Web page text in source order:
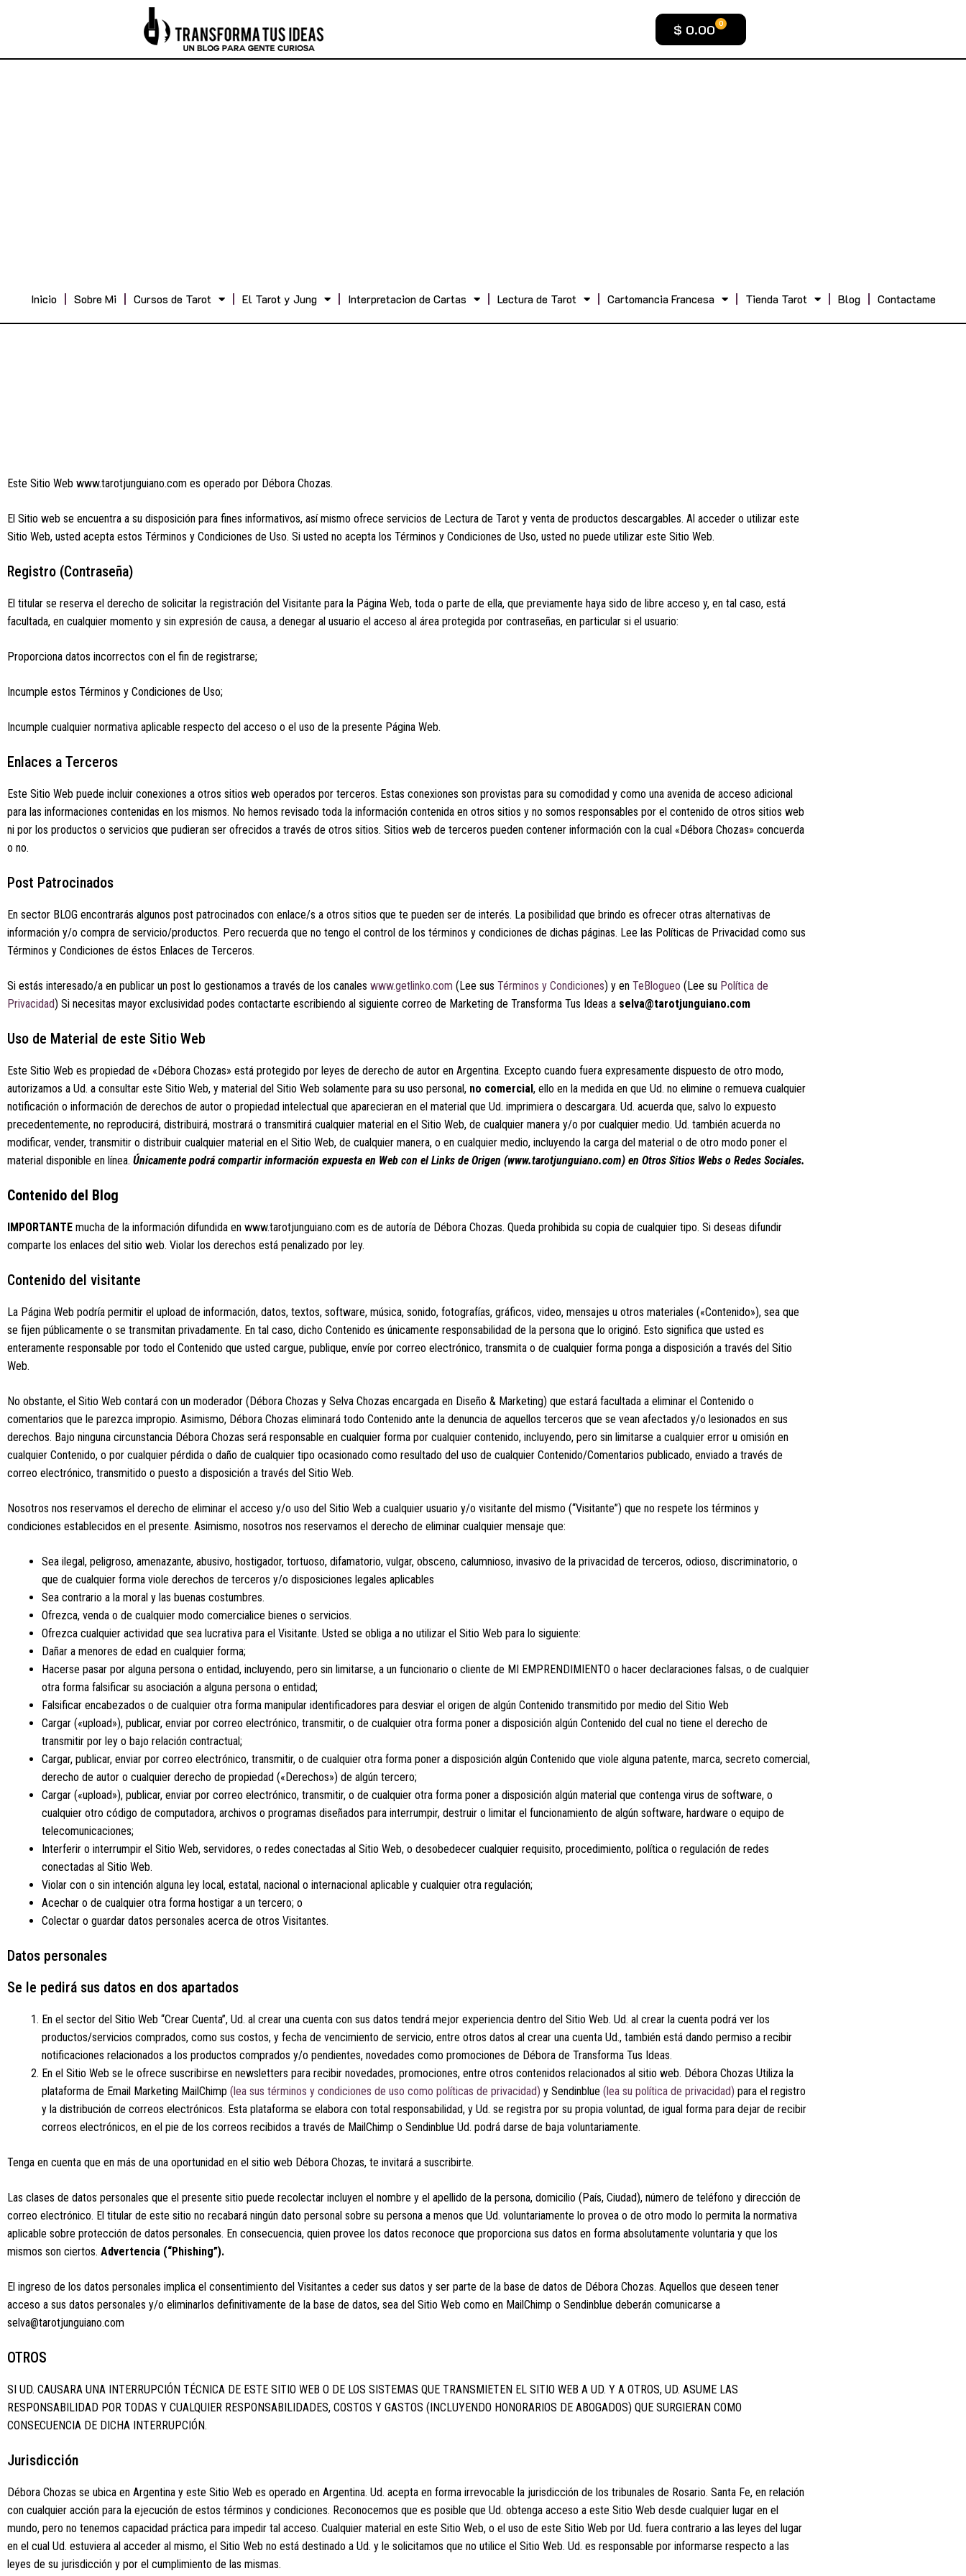
$ 0.00 0
Inicio Sobre Mi Cursos de Tarot El Tarot y Jung Interpretacion de Cartas Lectura de Tarot Cartomancia Francesa Tienda Tarot Blog Contactame
Este Sitio Web www.tarotjunguiano.com es operado por Débora Chozas.
El Sitio web se encuentra a su disposición para fines informativos, así mismo ofrece servicios de Lectura de Tarot y venta de productos descargables. Al acceder o utilizar este
Sitio Web, usted acepta estos Términos y Condiciones de Uso. Si usted no acepta los Términos y Condiciones de Uso, usted no puede utilizar este Sitio Web.
Registro (Contraseña)
El titular se reserva el derecho de solicitar la registración del Visitante para la Página Web, toda o parte de ella, que previamente haya sido de libre acceso y, en tal caso, está
facultada, en cualquier momento y sin expresión de causa, a denegar al usuario el acceso al área protegida por contraseñas, en particular si el usuario:
Proporciona datos incorrectos con el fin de registrarse;
Incumple estos Términos y Condiciones de Uso;
Incumple cualquier normativa aplicable respecto del acceso o el uso de la presente Página Web.
Enlaces a Terceros
Este Sitio Web puede incluir conexiones a otros sitios web operados por terceros. Estas conexiones son provistas para su comodidad y como una avenida de acceso adicional
para las informaciones contenidas en los mismos. No hemos revisado toda la información contenida en otros sitios y no somos responsables por el contenido de otros sitios web
ni por los productos o servicios que pudieran ser ofrecidos a través de otros sitios. Sitios web de terceros pueden contener información con la cual «Débora Chozas» concuerda
o no.
Post Patrocinados
En sector BLOG encontrarás algunos post patrocinados con enlace/s a otros sitios que te pueden ser de interés. La posibilidad que brindo es ofrecer otras alternativas de
información y/o compra de servicio/productos. Pero recuerda que no tengo el control de los términos y condiciones de dichas páginas. Lee las Políticas de Privacidad como sus
Términos y Condiciones de éstos Enlaces de Terceros.
Si estás interesado/a en publicar un post lo gestionamos a través de los canales www.getlinko.com (Lee sus Términos y Condiciones) y en TeBlogueo (Lee su Política de
Privacidad) Si necesitas mayor exclusividad podes contactarte escribiendo al siguiente correo de Marketing de Transforma Tus Ideas a selva@tarotjunguiano.com
Uso de Material de este Sitio Web
Este Sitio Web es propiedad de «Débora Chozas» está protegido por leyes de derecho de autor en Argentina. Excepto cuando fuera expresamente dispuesto de otro modo,
autorizamos a Ud. a consultar este Sitio Web, y material del Sitio Web solamente para su uso personal, no comercial, ello en la medida en que Ud. no elimine o remueva cualquier
notificación o información de derechos de autor o propiedad intelectual que aparecieran en el material que Ud. imprimiera o descargara. Ud. acuerda que, salvo lo expuesto
precedentemente, no reproducirá, distribuirá, mostrará o transmitirá cualquier material en el Sitio Web, de cualquier manera y/o por cualquier medio. Ud. también acuerda no
modificar, vender, transmitir o distribuir cualquier material en el Sitio Web, de cualquier manera, o en cualquier medio, incluyendo la carga del material o de otro modo poner el
material disponible en línea. Únicamente podrá compartir información expuesta en Web con el Links de Origen (www.tarotjunguiano.com) en Otros Sitios Webs o Redes Sociales.
Contenido del Blog
IMPORTANTE mucha de la información difundida en www.tarotjunguiano.com es de autoría de Débora Chozas. Queda prohibida su copia de cualquier tipo. Si deseas difundir
comparte los enlaces del sitio web. Violar los derechos está penalizado por ley.
Contenido del visitante
La Página Web podría permitir el upload de información, datos, textos, software, música, sonido, fotografías, gráficos, video, mensajes u otros materiales («Contenido»), sea que
se fijen públicamente o se transmitan privadamente. En tal caso, dicho Contenido es únicamente responsabilidad de la persona que lo originó. Esto significa que usted es
enteramente responsable por todo el Contenido que usted cargue, publique, envíe por correo electrónico, transmita o de cualquier forma ponga a disposición a través del Sitio
Web.
No obstante, el Sitio Web contará con un moderador (Débora Chozas y Selva Chozas encargada en Diseño & Marketing) que estará facultada a eliminar el Contenido o
comentarios que le parezca impropio. Asimismo, Débora Chozas eliminará todo Contenido ante la denuncia de aquellos terceros que se vean afectados y/o lesionados en sus
derechos. Bajo ninguna circunstancia Débora Chozas será responsable en cualquier forma por cualquier contenido, incluyendo, pero sin limitarse a cualquier error u omisión en
cualquier Contenido, o por cualquier pérdida o daño de cualquier tipo ocasionado como resultado del uso de cualquier Contenido/Comentarios publicado, enviado a través de
correo electrónico, transmitido o puesto a disposición a través del Sitio Web.
Nosotros nos reservamos el derecho de eliminar el acceso y/o uso del Sitio Web a cualquier usuario y/o visitante del mismo (“Visitante”) que no respete los términos y
condiciones establecidos en el presente. Asimismo, nosotros nos reservamos el derecho de eliminar cualquier mensaje que:
Sea ilegal, peligroso, amenazante, abusivo, hostigador, tortuoso, difamatorio, vulgar, obsceno, calumnioso, invasivo de la privacidad de terceros, odioso, discriminatorio, o
que de cualquier forma viole derechos de terceros y/o disposiciones legales aplicables
Sea contrario a la moral y las buenas costumbres.
Ofrezca, venda o de cualquier modo comercialice bienes o servicios.
Ofrezca cualquier actividad que sea lucrativa para el Visitante. Usted se obliga a no utilizar el Sitio Web para lo siguiente:
Dañar a menores de edad en cualquier forma;
Hacerse pasar por alguna persona o entidad, incluyendo, pero sin limitarse, a un funcionario o cliente de MI EMPRENDIMIENTO o hacer declaraciones falsas, o de cualquier
otra forma falsificar su asociación a alguna persona o entidad;
Falsificar encabezados o de cualquier otra forma manipular identificadores para desviar el origen de algún Contenido transmitido por medio del Sitio Web
Cargar («upload»), publicar, enviar por correo electrónico, transmitir, o de cualquier otra forma poner a disposición algún Contenido del cual no tiene el derecho de
transmitir por ley o bajo relación contractual;
Cargar, publicar, enviar por correo electrónico, transmitir, o de cualquier otra forma poner a disposición algún Contenido que viole alguna patente, marca, secreto comercial,
derecho de autor o cualquier derecho de propiedad («Derechos») de algún tercero;
Cargar («upload»), publicar, enviar por correo electrónico, transmitir, o de cualquier otra forma poner a disposición algún material que contenga virus de software, o
cualquier otro código de computadora, archivos o programas diseñados para interrumpir, destruir o limitar el funcionamiento de algún software, hardware o equipo de
telecomunicaciones;
Interferir o interrumpir el Sitio Web, servidores, o redes conectadas al Sitio Web, o desobedecer cualquier requisito, procedimiento, política o regulación de redes
conectadas al Sitio Web.
Violar con o sin intención alguna ley local, estatal, nacional o internacional aplicable y cualquier otra regulación;
Acechar o de cualquier otra forma hostigar a un tercero; o
Colectar o guardar datos personales acerca de otros Visitantes.
Datos personales
Se le pedirá sus datos en dos apartados
En el sector del Sitio Web “Crear Cuenta”, Ud. al crear una cuenta con sus datos tendrá mejor experiencia dentro del Sitio Web. Ud. al crear la cuenta podrá ver los
productos/servicios comprados, como sus costos, y fecha de vencimiento de servicio, entre otros datos al crear una cuenta Ud., también está dando permiso a recibir
notificaciones relacionados a los productos comprados y/o pendientes, novedades como promociones de Débora de Transforma Tus Ideas.
En el Sitio Web se le ofrece suscribirse en newsletters para recibir novedades, promociones, entre otros contenidos relacionados al sitio web. Débora Chozas Utiliza la
plataforma de Email Marketing MailChimp (lea sus términos y condiciones de uso como políticas de privacidad) y Sendinblue (lea su política de privacidad) para el registro
y la distribución de correos electrónicos. Esta plataforma se elabora con total responsabilidad, y Ud. se registra por su propia voluntad, de igual forma para dejar de recibir
correos electrónicos, en el pie de los correos recibidos a través de MailChimp o Sendinblue Ud. podrá darse de baja voluntariamente.
Tenga en cuenta que en más de una oportunidad en el sitio web Débora Chozas, te invitará a suscribirte.
Las clases de datos personales que el presente sitio puede recolectar incluyen el nombre y el apellido de la persona, domicilio (País, Ciudad), número de teléfono y dirección de
correo electrónico. El titular de este sitio no recabará ningún dato personal sobre su persona a menos que Ud. voluntariamente lo provea o de otro modo lo permita la normativa
aplicable sobre protección de datos personales. En consecuencia, quien provee los datos reconoce que proporciona sus datos en forma absolutamente voluntaria y que los
mismos son ciertos. Advertencia (“Phishing”).
El ingreso de los datos personales implica el consentimiento del Visitantes a ceder sus datos y ser parte de la base de datos de Débora Chozas. Aquellos que deseen tener
acceso a sus datos personales y/o eliminarlos definitivamente de la base de datos, sea del Sitio Web como en MailChimp o Sendinblue deberán comunicarse a
selva@tarotjunguiano.com
OTROS
SI UD. CAUSARA UNA INTERRUPCIÓN TÉCNICA DE ESTE SITIO WEB O DE LOS SISTEMAS QUE TRANSMIETEN EL SITIO WEB A UD. Y A OTROS, UD. ASUME LAS
RESPONSABILIDAD POR TODAS Y CUALQUIER RESPONSABILIDADES, COSTOS Y GASTOS (INCLUYENDO HONORARIOS DE ABOGADOS) QUE SURGIERAN COMO
CONSECUENCIA DE DICHA INTERRUPCIÓN.
Jurisdicción
Débora Chozas se ubica en Argentina y este Sitio Web es operado en Argentina. Ud. acepta en forma irrevocable la jurisdicción de los tribunales de Rosario. Santa Fe, en relación
con cualquier acción para la ejecución de estos términos y condiciones. Reconocemos que es posible que Ud. obtenga acceso a este Sitio Web desde cualquier lugar en el
mundo, pero no tenemos capacidad práctica para impedir tal acceso. Cualquier material en este Sitio Web, o el uso de este Sitio Web por Ud. fuera contrario a las leyes del lugar
en el cual Ud. estuviera al acceder al mismo, el Sitio Web no está destinado a Ud. y le solicitamos que no utilice el Sitio Web. Ud. es responsable por informarse respecto a las
leyes de su jurisdicción y por el cumplimiento de las mismas.